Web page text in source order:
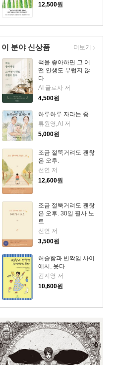
12,500원
이 분야 신상품
책을 좋아하면 그 어
떤 인생도 부럽지 않
다
AI 글로사 저
4,500원
하루하루 자라는 중
류원영,AI 저
5,000원
조금 절뚝거려도 괜찮
은 오후.
선연 저
12,600원
조금 절뚝거려도 괜찮
은 오후. 30일 필사 노
트
선연 저
3,500원
허술함과 반짝임 사이
에서, 웃다
김지영 저
10,600원
더보기